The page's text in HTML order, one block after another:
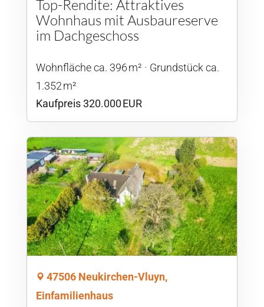
Top-Rendite: Attraktives
Wohnhaus mit Ausbaureserve
im Dachgeschoss
Wohnfläche ca. 396 m²
Grund­stück ca.
1.352 m²
Kaufpreis 320.000 EUR
47506 Neukirchen-Vluyn,
Einfamilienhaus